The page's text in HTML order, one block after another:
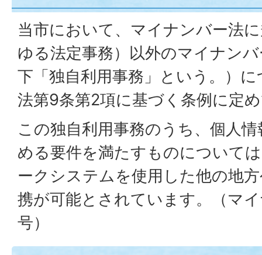
当市において、マイナンバー法
ゆる法定事務）以外のマイナン
下「独自利用事務」という。）
法第9条第2項に基づく条例に定
この独自利用事務のうち、個人
める要件を満たすものについて
ークシステムを使用した他の地
携が可能とされています。（マ
号）